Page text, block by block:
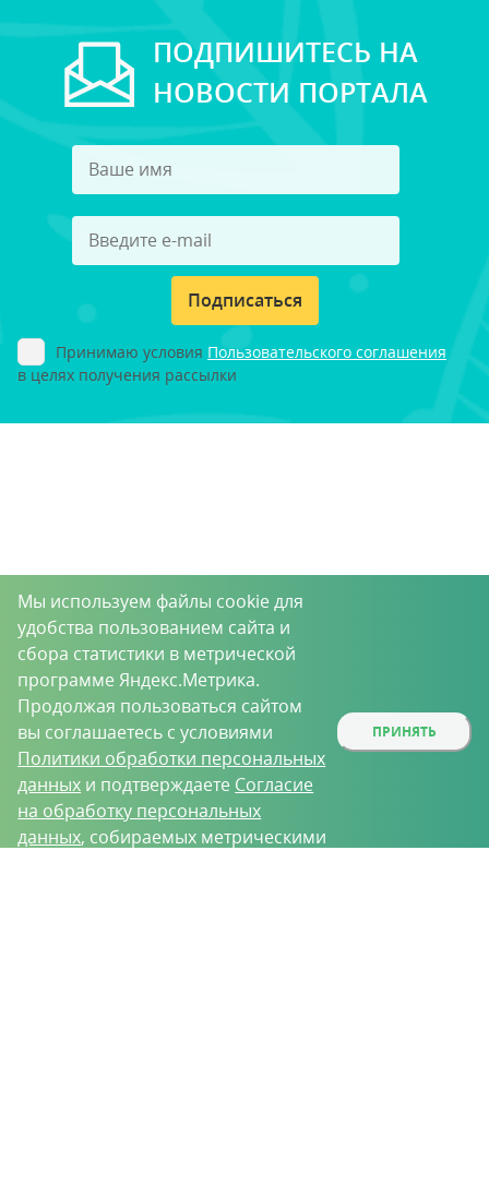
ПОДПИШИТЕСЬ НА
НОВОСТИ ПОРТАЛА
Подписаться
Принимаю условия Пользовательского соглашения
в целях получения рассылки
Мы используем файлы cookie для
удобства пользованием сайта и
сбора статистики в метрической
программе Яндекс.Метрика.
Продолжая пользоваться сайтом
вы соглашаетесь с условиями
Политики обработки персональных
данных и подтверждаете Согласие
на обработку персональных
данных, собираемых метрическими
ПРИНЯТЬ